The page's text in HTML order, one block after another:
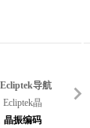
尺寸：
功耗
振荡器，
能，耐热
用程序，
仪晶
导航
Ecliptek晶
晶振编码